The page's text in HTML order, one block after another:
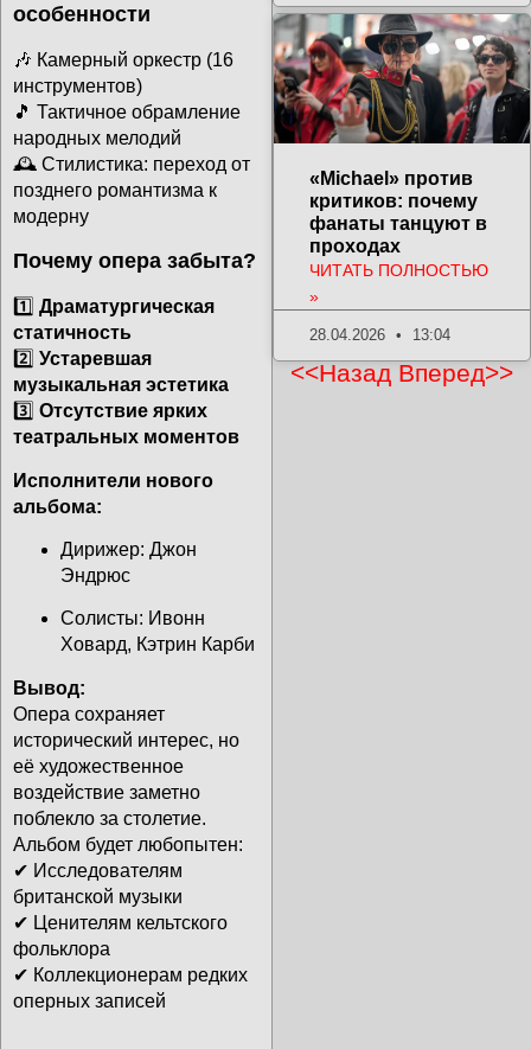
особенности
🎶 Камерный оркестр (16
инструментов)
🎵 Тактичное обрамление
народных мелодий
🕰 Стилистика: переход от
позднего романтизма к
модерну
Почему опера забыта?
1️⃣ Драматургическая
статичность
2️⃣ Устаревшая
музыкальная эстетика
3️⃣ Отсутствие ярких
театральных моментов
Исполнители нового
альбома:
Дирижер: Джон
Эндрюс
Солисты: Ивонн
Ховард, Кэтрин Карби
Вывод:
Опера сохраняет
исторический интерес, но
её художественное
воздействие заметно
поблекло за столетие.
Альбом будет любопытен:
✔ Исследователям
британской музыки
✔ Ценителям кельтского
фольклора
✔ Коллекционерам редких
оперных записей
«Michael» против
критиков: почему
фанаты танцуют в
проходах
ЧИТАТЬ ПОЛНОСТЬЮ
»
28.04.2026 13:04
<<Назад Вперед>>